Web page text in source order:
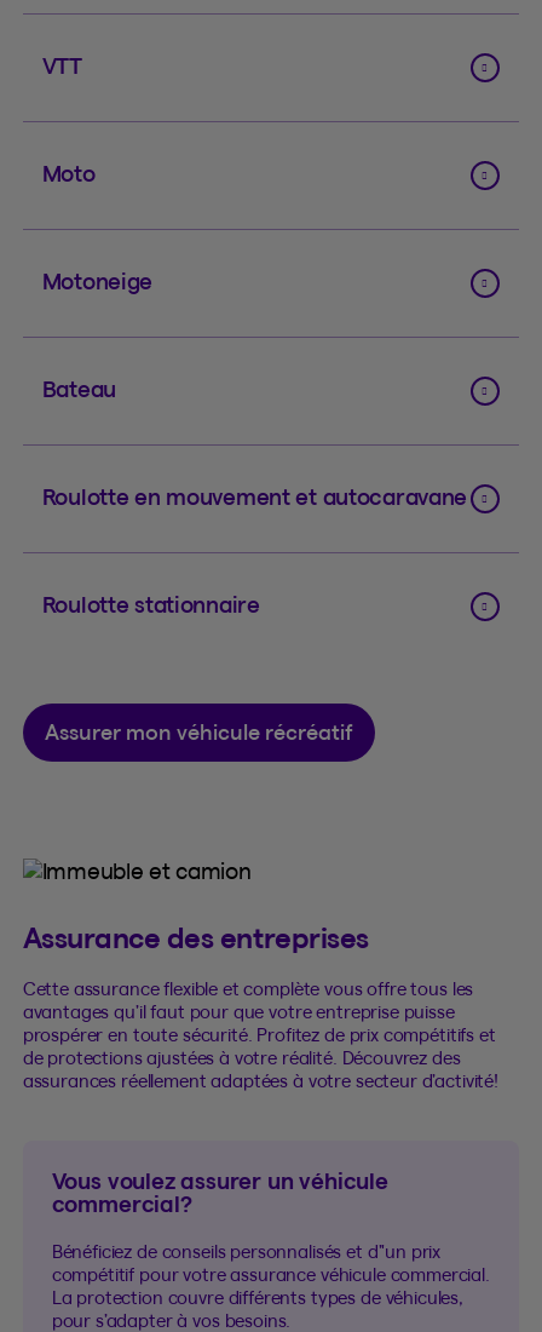
VTT
Moto
Motoneige
Bateau
Roulotte en mouvement et autocaravane
Roulotte stationnaire
Assurer mon véhicule récréatif
Assurance des entreprises
Cette assurance flexible et complète vous offre tous les
avantages qu’il faut pour que votre entreprise puisse
prospérer en toute sécurité. Profitez de prix compétitifs et
de protections ajustées à votre réalité. Découvrez des
assurances réellement adaptées à votre secteur d’activité!
Vous voulez assurer un véhicule
commercial?
Bénéficiez de conseils personnalisés et d’'un prix
compétitif pour votre assurance véhicule commercial.
La protection couvre différents types de véhicules,
pour s’adapter à vos besoins.